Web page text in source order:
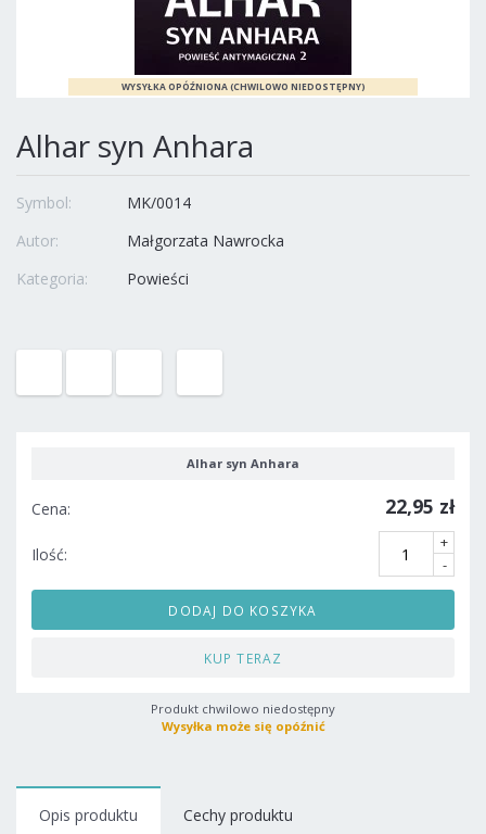
Alhar syn Anhara
Symbol:
MK/0014
Autor:
Małgorzata Nawrocka
Kategoria:
Powieści
Alhar syn Anhara
Cena: 22,95 zł
Ilość:
+
-
DODAJ DO KOSZYKA
KUP TERAZ
Produkt chwilowo niedostępny
Wysyłka może się opóźnić
Opis produktu Cechy produktu